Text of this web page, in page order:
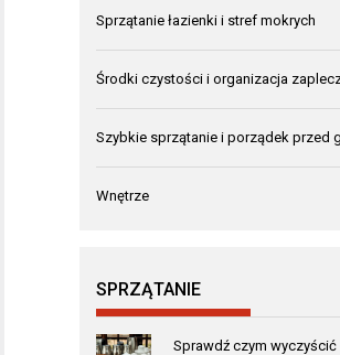
Sprzątanie łazienki i stref mokrych
Środki czystości i organizacja
Szybkie sprzątanie i porządek przed
Wnętrze
SPRZĄTANIE
Sprawdź czym wyczyścić